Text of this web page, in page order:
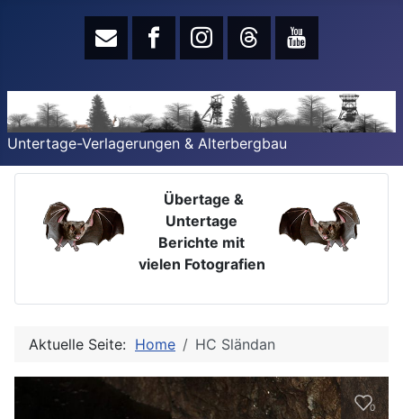
Untertage-Verlagerungen & Alterbergbau
Übertage &
Untertage
Berichte mit
vielen Fotografien
Aktuelle Seite: Home HC Sländan
0